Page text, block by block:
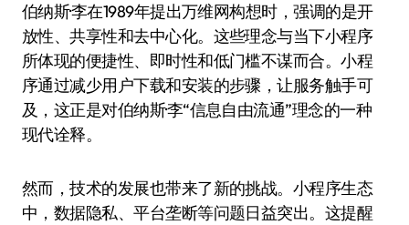
伯纳斯·李在1989年提出万维网构想时，强调的是开
放性、共享性和去中心化。这些理念与当下小程序
所体现的便捷性、即时性和低门槛不谋而合。小程
序通过减少用户下载和安装的步骤，让服务触手可
及，这正是对伯纳斯·李“信息自由流通”理念的一种
现代诠释。
然而，技术的发展也带来了新的挑战。小程序生态
中，数据隐私、平台垄断等问题日益突出。这提醒